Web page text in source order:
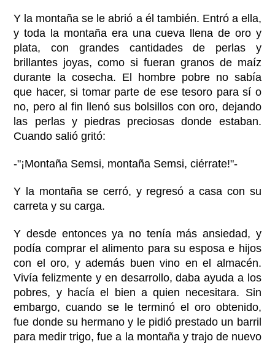
Y la montaña se le abrió a él también. Entró a ella,
y toda la montaña era una cueva llena de oro y
plata, con grandes cantidades de perlas y
brillantes joyas, como si fueran granos de maíz
durante la cosecha. El hombre pobre no sabía
que hacer, si tomar parte de ese tesoro para sí o
no, pero al fin llenó sus bolsillos con oro, dejando
las perlas y piedras preciosas donde estaban.
Cuando salió gritó:
-"¡Montaña Semsi, montaña Semsi, ciérrate!"-
Y la montaña se cerró, y regresó a casa con su
carreta y su carga.
Y desde entonces ya no tenía más ansiedad, y
podía comprar el alimento para su esposa e hijos
con el oro, y además buen vino en el almacén.
Vivía felizmente y en desarrollo, daba ayuda a los
pobres, y hacía el bien a quien necesitara. Sin
embargo, cuando se le terminó el oro obtenido,
fue donde su hermano y le pidió prestado un barril
para medir trigo, fue a la montaña y trajo de nuevo